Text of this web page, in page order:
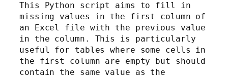
This Python script aims to fill in
missing values in the first column of
an Excel file with the previous value
in the column. This is particularly
useful for tables where some cells in
the first column are empty but should
contain the same value as the